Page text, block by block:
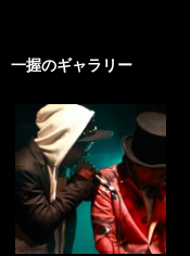
一握のギャラリー